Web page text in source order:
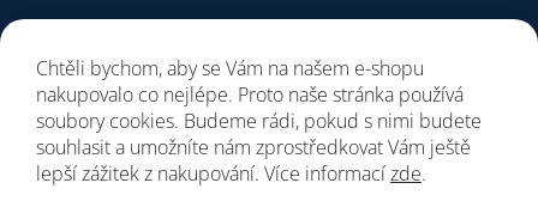
Chtěli bychom, aby se Vám na našem e-shopu
nakupovalo co nejlépe. Proto naše stránka používá
soubory cookies. Budeme rádi, pokud s nimi budete
souhlasit a umožníte nám zprostředkovat Vám ještě
lepší zážitek z nakupování. Více informacízde.